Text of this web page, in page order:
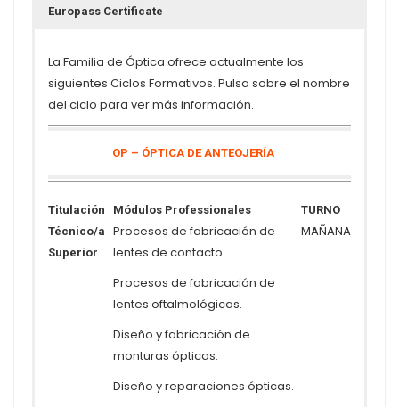
Europass Certificate
La Familia de Óptica ofrece actualmente los
siguientes Ciclos Formativos. Pulsa sobre el nombre
del ciclo para ver más información.
OP – ÓPTICA DE ANTEOJERÍA
Titulación Módulos Professionales
TURNO
Técnico/a
Superior
Procesos de fabricación de
lentes de contacto.
Procesos de fabricación de
lentes oftalmológicas.
Diseño y fabricación de
monturas ópticas.
Diseño y reparaciones ópticas.
MAÑANA